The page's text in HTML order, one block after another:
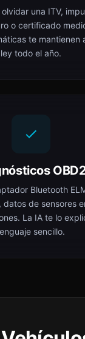
una ITV,
o certificado
te mantienen
ley todo el año.
Bluetooth
datos de sensores
La IA te lo
sencillo.